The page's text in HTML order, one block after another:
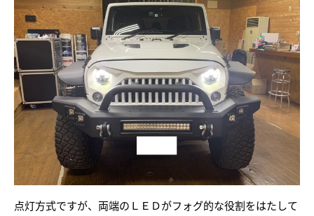
点灯方式ですが、両端のＬＥＤがフォグ的な役割をはたして